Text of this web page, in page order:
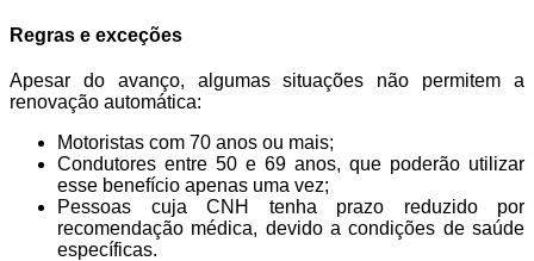
Regras e exceções
Apesar do avanço, algumas situações não permitem a
renovação automática:
Motoristas com 70 anos ou mais;
Condutores entre 50 e 69 anos, que poderão utilizar
esse benefício apenas uma vez;
Pessoas cuja CNH tenha prazo reduzido por
recomendação médica, devido a condições de saúde
específicas.